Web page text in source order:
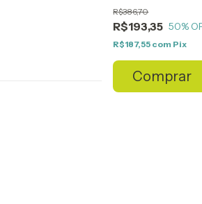
R$193,35
R$386,70
50%
R$187,55 com Pix
Comprar